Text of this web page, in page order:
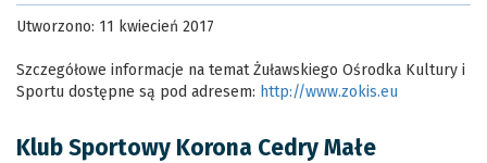
Utworzono: 11 kwiecień 2017
Szczegółowe informacje na temat Żuławskiego Ośrodka Kultury i
Sportu dostępne są pod adresem: http://www.zokis.eu
Klub Sportowy Korona Cedry Małe